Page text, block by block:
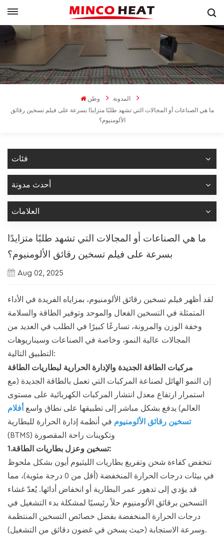
وطن
المدونة
ما هي الصناعات أو المجالات التي تشهد طلبًا متزايدًا بسرعة على فيلم تسخين رقائق
الألومنيوم؟
فئات
أحدث مدونة
العلامات
ما هي الصناعات أو المجالات التي تشهد طلبًا متزايدًا
بسرعة على فيلم تسخين رقائق الألومنيوم؟
Aug 02, 2025
لقد أظهر فيلم تسخين رقائق الألومنيوم، بمزاياه الفريدة في الأداء
المتمثلة في التسخين الفعال والموحد وتوفير الطاقة والسلامة
وخفة الوزن والمرونة، تسارعًا كبيرًا في الطلب في العديد من
المجالات عالية النمو، وخاصة في الصناعات وسيناريوهات
التطبيق التالية:
مركبات الطاقة الجديدة والإدارة الحرارية لبطاريات الطاقة
إن النمو الهائل لصناعة المركبات التي تعمل بالطاقة الجديدة (مع
استمرار ارتفاع معدل انتشار المركبات الكهربائية على مستوى
العالم) يدفع بشكل مباشر إلى تطبيقها على نطاق واسع أفلام
تسخين رقائق الألومنيوم في أنظمة إدارة الحرارة للبطارية
(BTMS) وتكوينات راحة المقصورة
1.تسخين وعزل بطاريات الطاقة:
تنخفض كفاءة شحن وتفريغ بطاريات الليثيوم أيون بشكل ملحوظ
في بيئات درجات الحرارة المنخفضة (أقل من 0 درجة مئوية)، مما
قد يؤدي إلى تدهور عمر البطارية أو انخفاض أدائها. يُعدّ غشاء
التسخين برقائق الألومنيوم حلاً رئيسيًا لمشكلة بدء التشغيل في
درجات الحرارة المنخفضة بفضل خصائص التسخين المنتظمة
وسرعة الاستجابة (حيث يسخن في غضون دقائق من التشغيل).